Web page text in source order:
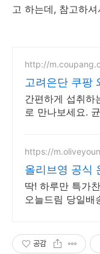
고 하는데, 참고하
http://
고려은단 쿠팡
간편하게 섭취하
로 만나보세요.
https://
올리브영 공식
이전 주문은 오
딱! 하루만 특가
오늘드림 당일배
공감